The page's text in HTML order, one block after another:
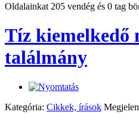
Oldalainkat 205 vendég és 0 tag
Tíz kiemelkedő
találmány
Kategória: Cikkek, írások